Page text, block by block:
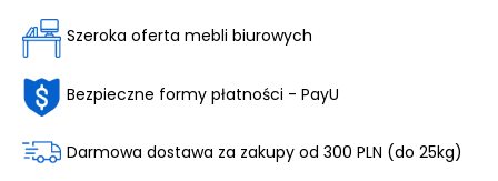
Szeroka oferta mebli biurowych
Bezpieczne formy płatności - PayU
Darmowa dostawa za zakupy od 300 PLN (do 25kg)